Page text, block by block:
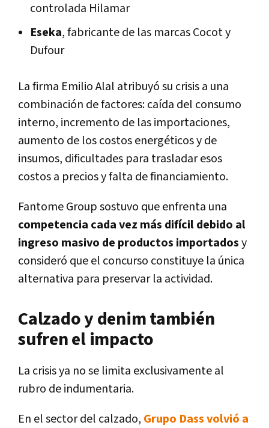
controlada Hilamar
Eseka, fabricante de las marcas Cocot y
Dufour
La firma Emilio Alal atribuyó su crisis a una
combinación de factores: caída del consumo
interno, incremento de las importaciones,
aumento de los costos energéticos y de
insumos, dificultades para trasladar esos
costos a precios y falta de financiamiento.
Fantome Group sostuvo que enfrenta una
competencia cada vez más difícil debido al
ingreso masivo de productos importadosy
consideró que el concurso constituye la única
alternativa para preservar la actividad.
Calzado y denim también
sufren el impacto
La crisis ya no se limita exclusivamente al
rubro de indumentaria.
En el sector del calzado, Grupo Dass volvió a